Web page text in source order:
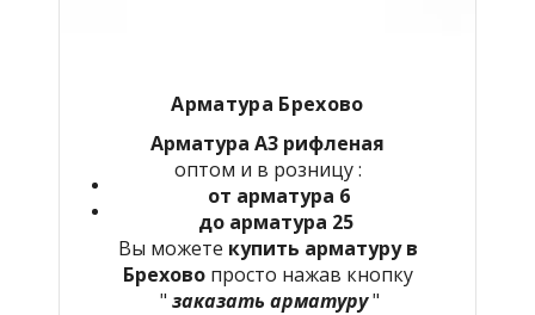
Арматура Брехово
Арматура А3 рифленая
оптом и в розницу :
от арматура 6
до арматура 25
Вы можете купить арматуру в
Брехово просто нажав кнопку
" заказать арматуру"